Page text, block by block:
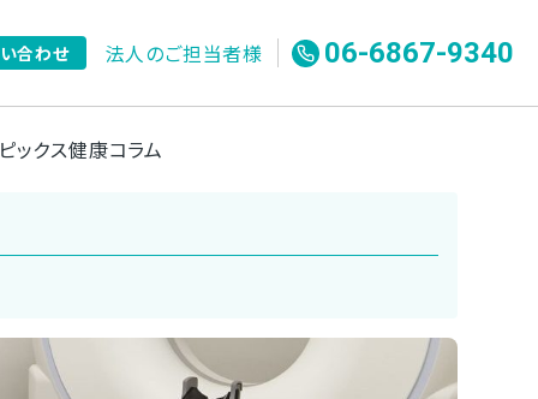
合わせ 法人のご担当者様 06-6867-9340
ックス健康コラム